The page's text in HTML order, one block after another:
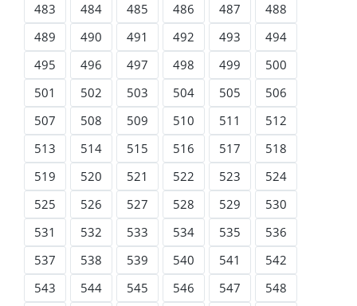
483
484 485 486 487
488
489
490 491 492 493
494
495
496 497 498 499
500
501
502 503 504 505
506
507
508 509 510 511
512
513
514 515 516 517
518
519
520 521 522 523
524
525
526 527 528 529
530
531
532 533 534 535
536
537
538 539 540 541
542
543
544 545 546 547
548